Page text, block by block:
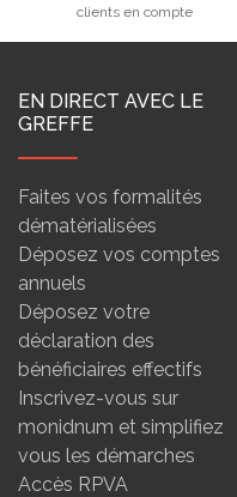
clients en compte
EN DIRECT AVEC LE
GREFFE
Faites vos formalités
dématérialisées
Déposez vos comptes
annuels
Déposez votre
déclaration des
bénéficiaires effectifs
Inscrivez-vous sur
monidnum et simplifiez
vous les démarches
Accès RPVA